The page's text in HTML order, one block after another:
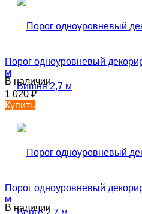
Порог одноуровневый
м
В наличии
1 020₽
Купить
Порог одноуровневый
м
В наличии